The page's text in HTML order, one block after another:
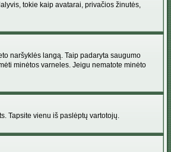
tokie kaip avatarai, privačios žinutės,
naršyklės langą. Taip padaryta saugumo
minėtos varneles. Jeigu nematote minėto
Tapsite vienu iš paslėptų vartotojų.